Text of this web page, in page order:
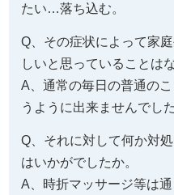
たい…落ち込む。
Q、その症状によって家
しいと思っていることは
A、通常の毎日の普通の
うように出来ませんでした
Q、それに対して何か対
はいかがでしたか。
A、時折マッサージ等は